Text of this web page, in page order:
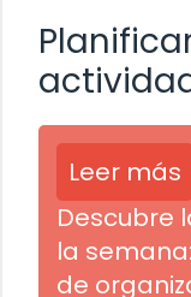
Leer más
Descubre
la
de